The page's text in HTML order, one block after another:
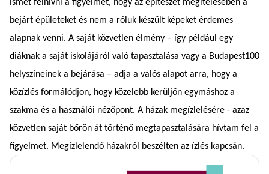
ismét felhívni a figyelmet, hogy az építészet megítélésében a
bejárt épületeket és nem a róluk készült képeket érdemes
alapnak venni. A saját közvetlen élmény – így például egy
diáknak a saját iskolájáról való tapasztalása vagy a Budapest100
helyszíneinek a bejárása – adja a valós alapot arra, hogy a
közízlés formálódjon, hogy közelebb kerüljön egymáshoz a
szakma és a használói nézőpont. A házak megízlelésére - azaz
közvetlen saját bőrön át történő megtapasztalására hívtam fel a
figyelmet. Megízlelendő házakról beszélten az ízlés kapcsán.